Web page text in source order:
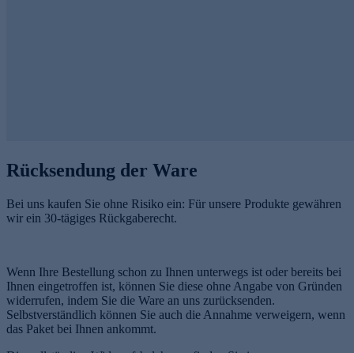
Rücksendung der Ware
Bei uns kaufen Sie ohne Risiko ein: Für unsere Produkte gewähren
wir ein 30-tägiges Rückgaberecht.
Wenn Ihre Bestellung schon zu Ihnen unterwegs ist oder bereits bei
Ihnen eingetroffen ist, können Sie diese ohne Angabe von Gründen
widerrufen, indem Sie die Ware an uns zurücksenden.
Selbstverständlich können Sie auch die Annahme verweigern, wenn
das Paket bei Ihnen ankommt.